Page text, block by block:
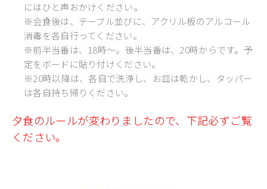
にはひと声おかけください。
※会食後は、テーブル並びに、アクリル板のアルコール
消毒を各自行ってください。
※前半当番は、18時～。後半当番は、20時からです。予
定をボードに貼り付けください。
※20時以降は、各自で洗浄し、お皿は乾かし、タッパー
は各自持ち帰りください。
夕食のルールが変わりましたので、下記必ずご覧
ください。